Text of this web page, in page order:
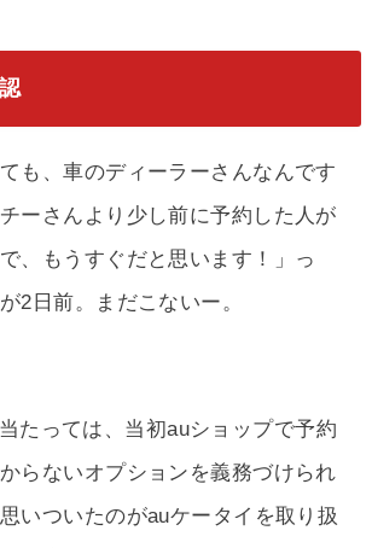
も、車のディーラーさんなんです
ーさんより少し前に予約した人が
、もうすぐだと思います！」っ
2日前。まだこないー。
たっては、当初auショップで予約
らないオプションを義務づけられ
いついたのがauケータイを取り扱